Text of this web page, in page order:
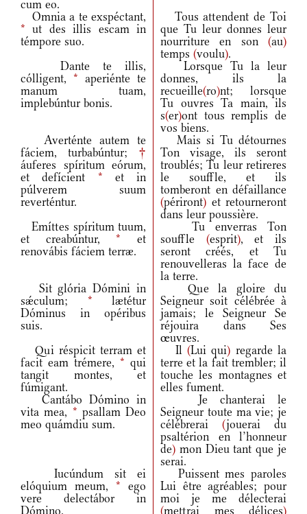
cum eo.
Omnia a te exspéctant,
* ut des illis escam in
témpore suo.
Tous attendent de Toi
que Tu leur donnes leur
nourriture en son (au)
temps (voulu).
Dante te illis,
cólligent, * aperiénte te
manum tuam,
implebúntur bonis.
Lorsque Tu la leur
donnes, ils la
recueille(ro)nt; lorsque
Tu ouvres Ta main, ils
s(er)ont tous remplis de
vos biens.
Averténte autem te
fáciem, turbabúntur; †
áuferes spíritum eórum,
et defícient * et in
púlverem suum
reverténtur.
Mais si Tu détournes
Ton visage, ils seront
troublés; Tu leur retireres
le souffle, et ils
tomberont en défaillance
(périront) et retourneront
dans leur poussière.
Emíttes spíritum tuum,
et creabúntur,* et
renovábis fáciem terræ.
Tu enverras Ton
souffle (esprit), et ils
seront créés, et Tu
renouvelleras la face de
la terre.
Sit glória Dómini in
sǽculum; * lætétur
Dóminus in opéribus
suis.
Que la gloire du
Seigneur soit célébrée à
jamais; le Seigneur Se
réjouira dans Ses
œuvres.
Qui réspicit terram et
facit eam trémere, * qui
tangit montes, et
fúmigant.
Il(Lui qui) regarde la
terre et la fait trembler; il
touche les montagnes et
elles fument.
Cantábo Dómino in
vita mea, * psallam Deo
meo quámdiu sum.
Je chanterai le
Seigneur toute ma vie; je
célébrerai (jouerai du
psaltérion en l’honneur
de) mon Dieu tant que je
serai.
Iucúndum sit ei
elóquium meum, * ego
vere delectábor in
Dómino.
Puissent mes paroles
Lui être agréables; pour
moi je me délecterai
(mettrai mes délices)